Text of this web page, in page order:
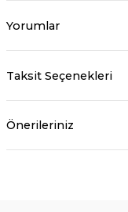
Yorumlar
Taksit Seçenekleri
Önerileriniz